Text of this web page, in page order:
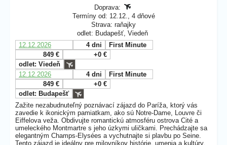
Doprava:
Termíny od: 12.12., 4 dňové
Strava: raňajky
odlet: Budapešť, Viedeň
12.12.2026
4 dni
First Minute
849 €
+0 €
odlet: Viedeň
12.12.2026
4 dni
First Minute
849 €
+0 €
odlet: Budapešť
Zažite nezabudnuteľný poznávací zájazd do Paríža, ktorý vás
zavedie k ikonickým pamiatkam, ako sú Notre-Dame, Louvre či
Eiffelova veža. Obdivujte romantickú atmosféru ostrova Cité a
umeleckého Montmartre s jeho úzkymi uličkami. Prechádzajte sa
elegantným Champs-Elysées a vychutnajte si plavbu po Seine.
Tento zájazd je ideálny pre milovníkov histórie, umenia a kultúry,